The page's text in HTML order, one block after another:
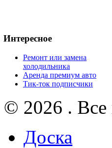
Интересное
Ремонт или замена
холодильника
Аренда премиум авто
Тик-ток подписчики
© 2026 .
Доска